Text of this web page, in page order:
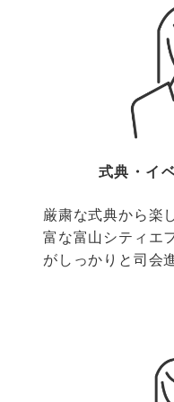
式典・イ
厳粛な式典から楽
富な富山シティエ
がしっかりと司会